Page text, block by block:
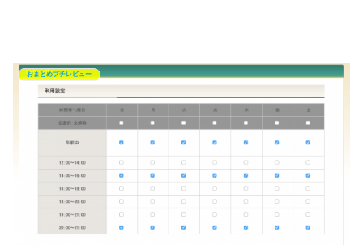
おまとめプチレビュー